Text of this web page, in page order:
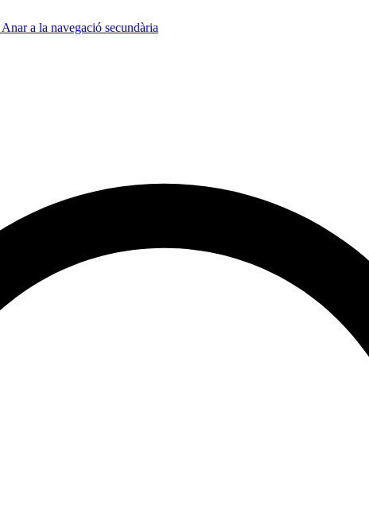
Anar a la navegació secundària